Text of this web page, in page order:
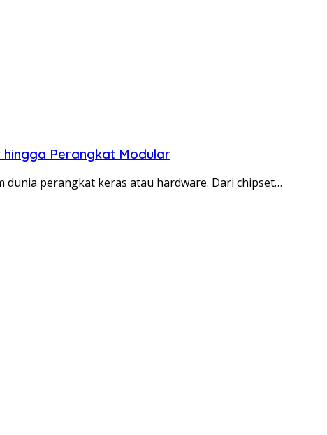
hingga Perangkat Modular
dunia perangkat keras atau hardware. Dari chipset…